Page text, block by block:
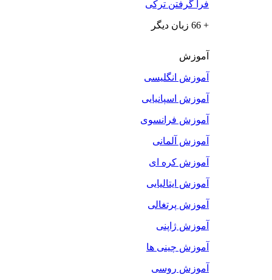
فرا گرفتن ترکی
+ 66 زبان دیگر
آموزش
آموزش انگلیسی
آموزش اسپانیایی
آموزش فرانسوی
آموزش آلمانی
آموزش کره ای
آموزش ایتالیایی
آموزش پرتغالی
آموزش ژاپنی
آموزش چینی ها
آموزش روسی